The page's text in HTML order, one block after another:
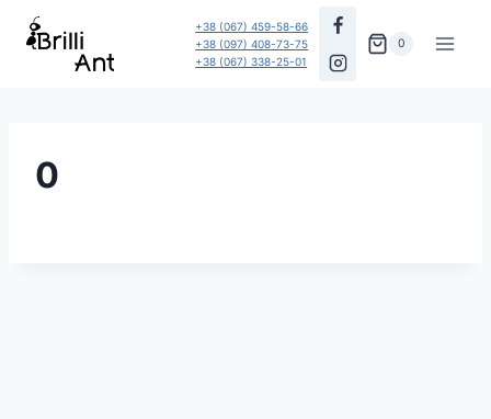
Перейти
+38 (067) 459-58-66
+38 (097) 408-73-75
+38 (067) 338-25-01
0
0